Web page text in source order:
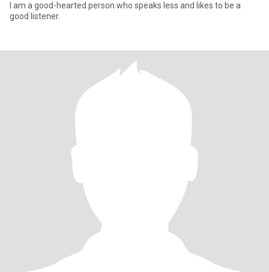
I am a good-hearted person who speaks less and likes to be a
good listener.